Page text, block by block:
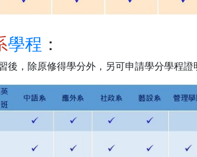
學程 ：
後，除原修得學分外，另可申請學分學程證